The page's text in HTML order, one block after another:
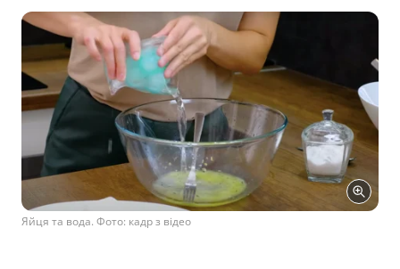
Яйця та вода. Фото: кадр з відео